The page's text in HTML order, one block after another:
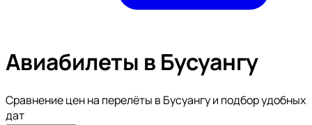
Авиабилеты в Бусуангу
Сравнение цен на перелёты в Бусуангу и подбор удобных
дат